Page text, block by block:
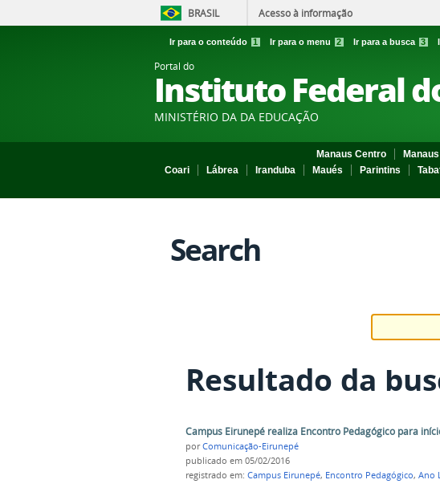
BRASIL Acesso à informação
Ir para o conteúdo 1 Ir para o menu 2 Ir para a busca 3
Portal do
Instituto Federal
MINISTÉRIO DA DA EDUCAÇÃO
Manaus Centro
Coari
Lábrea Iranduba Maués Parintins
Search
Resultado da
Campus Eirunepé realiza Encontro Pedagógico para
porComunicação-Eirunepé
publicado em 05/02/2016
registrado em: Campus Eirunepé, Encontro Pedagógico, Ano